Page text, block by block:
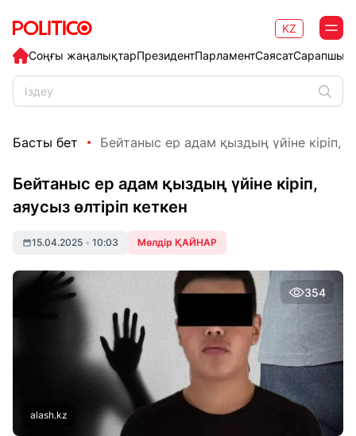
Соңғы жаңалықтарПрезидентПарламентСаясат
KZ
Басты бет Бейтаныс ер адам қыздың үйіне кіріп,
Бейтаныс ер адам қыздың үйіне кіріп,
аяусыз өлтіріп кеткен
15.04.2025 • 10:03 Мөлдір ҚАЙНАР
354
alash.kz